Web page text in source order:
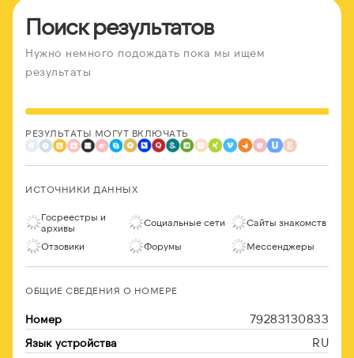
Поиск результатов
Нужно немного подождать пока мы ищем
результаты
РЕЗУЛЬТАТЫ МОГУТ ВКЛЮЧАТЬ
ИСТОЧНИКИ ДАННЫХ
Госреестры и
архивы
Социальные сети Сайты знакомств
Отзовики Форумы Мессенджеры
ОБЩИЕ СВЕДЕНИЯ О НОМЕРЕ
Номер 79283130833
Язык устройства RU